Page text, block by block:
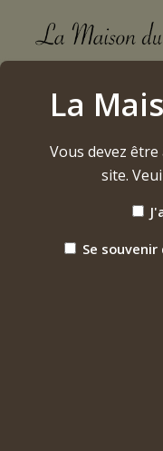
Accessoires
Accueil / Accessoires
La
Vous devez
site.
Se souvenir